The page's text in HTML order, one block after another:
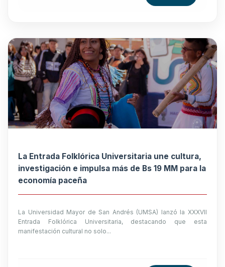
La Entrada Folklórica Universitaria une cultura,
investigación e impulsa más de Bs 19 MM para la
economía paceña
La Universidad Mayor de San Andrés (UMSA) lanzó la XXXVII
Entrada Folklórica Universitaria, destacando que esta
manifestación cultural no solo...